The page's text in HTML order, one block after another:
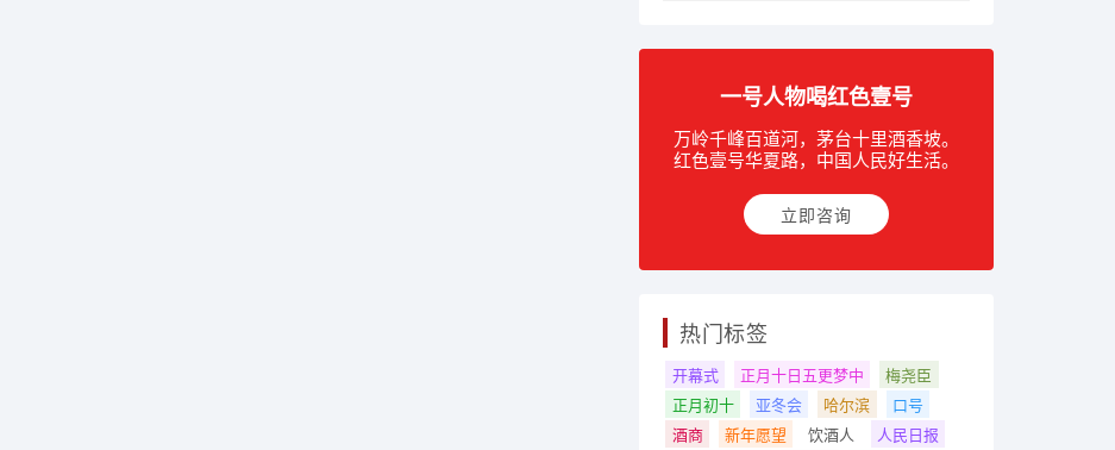
一号人物喝红色壹号
万岭千峰百道河，茅台十里酒香坡。
红色壹号华夏路，中国人民好生活。
立即咨询
热门标签
开幕式 正月十日五更梦中
梅尧臣
正月初十
亚冬会 哈尔滨
口号
酒商
新年愿望 饮酒人
人民日报